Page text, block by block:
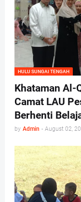
HULU SUNGAI TENGAH
Khataman Al-
Camat LAU
Berhenti
by Admin - August 02,